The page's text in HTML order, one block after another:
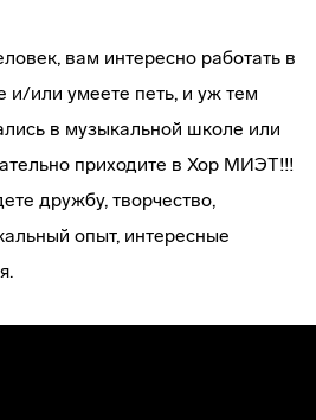
вам интересно работать в
и/или умеете петь, и уж тем
в музыкальной школе или
приходите в Хор МИЭТ!!!
дружбу, творчество,
опыт, интересные